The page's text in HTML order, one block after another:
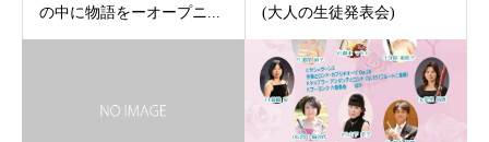
の中に物語をーオープニ...
(大人の生徒発表会)